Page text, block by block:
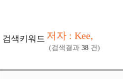
검색키워드 저자 : Kee,
(검색결과 38 건)